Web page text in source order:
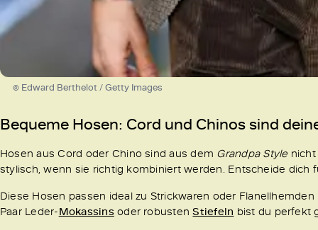
© Edward Berthelot / Getty Images
Bequeme Hosen: Cord und Chinos sind
Hosen aus Cord oder Chino sind aus dem Grandpa Style
stylisch, wenn sie richtig kombiniert werden. Entscheide dich
Diese Hosen passen ideal zu Strickwaren oder
Paar Leder-Mokassinsoder robustenStiefeln bist du perfekt